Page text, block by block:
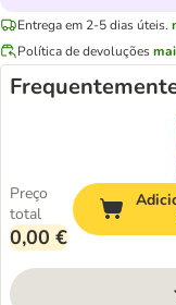
Entrega em 2-5 dias úteis.
Política de devoluções
Preço
total
0,00 €